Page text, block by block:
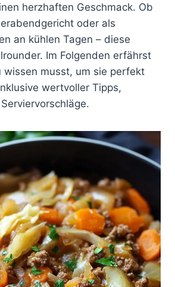
herzhaften Geschmack. Ob
oder als
an kühlen Tagen – diese
Im Folgenden erfährst
wissen musst, um sie perfekt
wertvoller Tipps,